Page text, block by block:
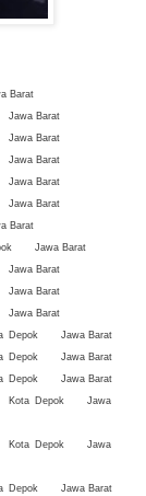
Barat
Jawa Barat
Jawa Barat
Jawa Barat
Jawa Barat
Jawa Barat
Barat
Jawa Barat
Jawa Barat
Jawa Barat
Jawa Barat
Depok
Jawa Barat
Depok
Jawa Barat
Depok
Jawa Barat
Kota Depok
Jawa
Kota Depok
Jawa
Depok
Jawa Barat